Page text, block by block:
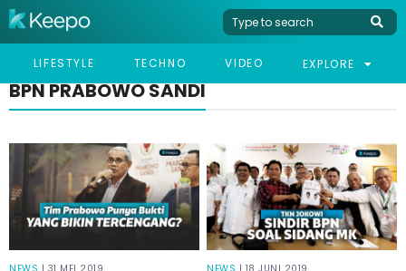
LIFESTYLE TECHNO VIDEO EXPLORE
BPN PRABOWO SANDI